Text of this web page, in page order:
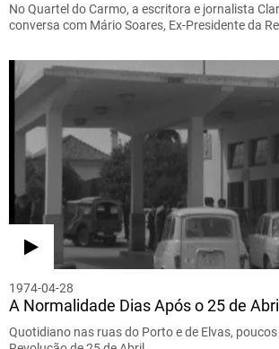
No Quartel do Carmo, a escritora e jornalista
conversa com Mário Soares, Ex-Presidente da
1974-04-28
A Normalidade Dias Após o 25 de Abril
Quotidiano nas ruas do Porto e de Elvas,